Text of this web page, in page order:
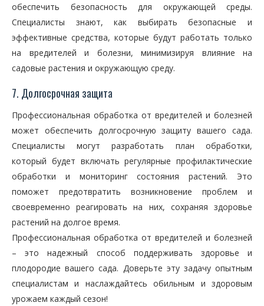
обеспечить безопасность для окружающей среды.
Специалисты знают, как выбирать безопасные и
эффективные средства, которые будут работать только
на вредителей и болезни, минимизируя влияние на
садовые растения и окружающую среду.
7. Долгосрочная защита
Профессиональная обработка от вредителей и болезней
может обеспечить долгосрочную защиту вашего сада.
Специалисты могут разработать план обработки,
который будет включать регулярные профилактические
обработки и мониторинг состояния растений. Это
поможет предотвратить возникновение проблем и
своевременно реагировать на них, сохраняя здоровье
растений на долгое время.
Профессиональная обработка от вредителей и болезней
– это надежный способ поддерживать здоровье и
плодородие вашего сада. Доверьте эту задачу опытным
специалистам и наслаждайтесь обильным и здоровым
урожаем каждый сезон!